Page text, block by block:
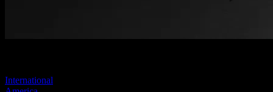
International